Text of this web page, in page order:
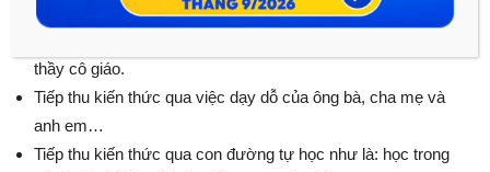
thầy cô giáo.
Tiếp thu kiến thức qua việc dạy dỗ của ông bà, cha mẹ và
anh em…
Tiếp thu kiến thức qua con đường tự học như là: học trong